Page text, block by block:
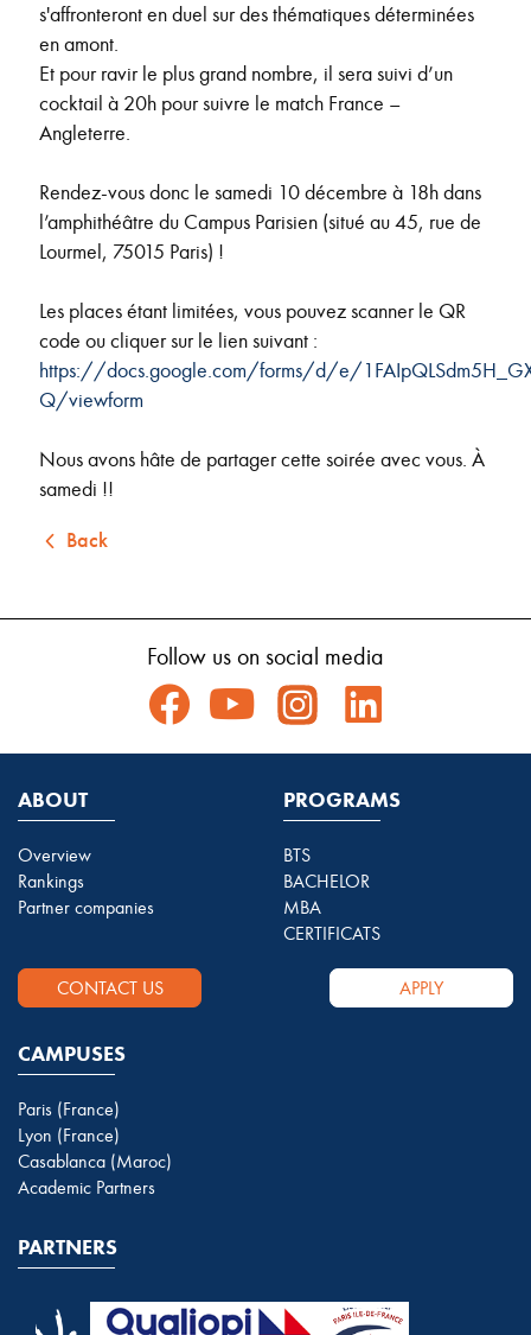
s'affronteront en duel sur des thématiques déterminées
en amont.
Et pour ravir le plus grand nombre, il sera suivi d’un
cocktail à 20h pour suivre le match France –
Angleterre.
Rendez-vous donc le samedi 10 décembre à 18h dans
l’amphithéâtre du Campus Parisien (situé au 45, rue de
Lourmel, 75015 Paris) !
Les places étant limitées, vous pouvez scanner le QR
code ou cliquer sur le lien suivant :
https://docs.google.com/forms/d/e/
Q/viewform
Nous avons hâte de partager cette soirée avec vous. À
samedi !!
Back
Follow us on social media
ABOUT
Overview
Rankings
Partner companies
PROGRAMS
BTS
BACHELOR
MBA
CERTIFICATS
CONTACT US APPLY
CAMPUSES
Paris (France)
Lyon (France)
Casablanca (Maroc)
Academic Partners
PARTNERS